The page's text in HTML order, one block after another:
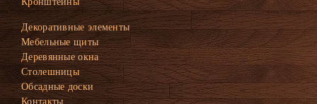
Декоративные элементы
Мебельные щиты
Деревянные окна
Столешницы
Обсадные доски
Контакты